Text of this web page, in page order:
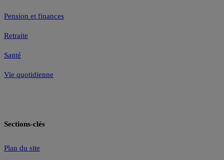
Pension et finances
Retraite
Santé
Vie quotidienne
Sections-clés
Plan du site